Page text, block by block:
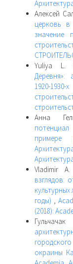
Алексей
церковь
значение
Yuliya L.
Деревня»:
1920-
Анна
примере
Vladimir
взглядов:
годы) ,
(2018):
окраины